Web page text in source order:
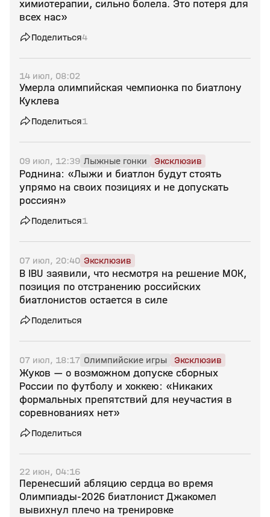
химиотерапии, сильно болела. Это потеря для
всех нас»
Поделиться4
14 июл, 08:02
Умерла олимпийская чемпионка по биатлону
Куклева
Поделиться1
09 июл, 12:39 Лыжные гонки Эксклюзив
Роднина: «Лыжи и биатлон будут стоять
упрямо на своих позициях и не допускать
россиян»
Поделиться1
07 июл, 20:40 Эксклюзив
В IBU заявили, что несмотря на решение МОК,
позиция по отстранению российских
биатлонистов остается в силе
Поделиться
07 июл, 18:17 Олимпийские игры Эксклюзив
Жуков — о возможном допуске сборных
России по футболу и хоккею: «Никаких
формальных препятствий для неучастия в
соревнованиях нет»
Поделиться
22 июн, 04:16
Перенесший абляцию сердца во время
Олимпиады‑2026 биатлонист Джакомел
вывихнул плечо на тренировке